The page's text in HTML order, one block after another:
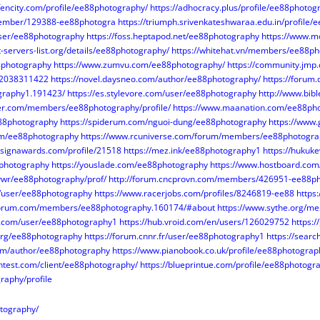
profile/ee88photography/ https://adhocracy.plus/profile/
129388-ee88photogra https://triumph.srivenkateshwaraa.edu.in/profile/
ee88photography https://foss.heptapod.net/ee88photography https://
servers-list.org/details/ee88photography/ https://whitehat.vn/members/
https://www.zumvu.com/ee88photography/ https://
https://novel.daysneo.com/author/ee88photography/ https://
https://es.stylevore.com/user/ee88photography http://
members/ee88photography/profile/ https://www.maanation.com/
https://spiderum.com/nguoi-dung/ee88photography https://
ee88photography https://www.rcuniverse.com/forum/members/
profile/21518 https://mez.ink/ee88photography1 https://
https://youslade.com/ee88photography https://
ee88photography/prof/ http://forum.cncprovn.com/members/426951-
ee88photography https://www.racerjobs.com/profiles/8246819-ee88
members/ee88photography.160174/#about https://www.sythe.org/
user/ee88photography1 https://hub.vroid.com/en/users/126029752
ee88photography https://forum.cnnr.fr/user/ee88photography1 https://
author/ee88photography https://www.pianobook.co.uk/profile/
client/ee88photography/ https://blueprintue.com/profile/
profile